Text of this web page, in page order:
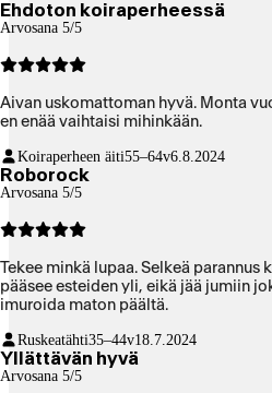
Ehdoton koiraperheessä
Arvosana 5/5
Aivan uskomattoman hyvä. Monta
en enää vaihtaisi mihinkään.
Koiraperheen äiti55–64v6.8.2024
Roborock
Arvosana 5/5
Tekee minkä lupaa. Selkeä parannus
pääsee esteiden yli, eikä jää jumiin
imuroida maton päältä.
Ruskeatähti35–44v18.7.2024
Yllättävän hyvä
Arvosana 5/5